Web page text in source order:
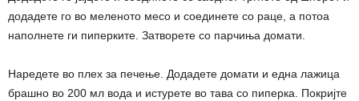
додадете го во меленото месо и соединете со раце, а потоа
наполнете ги пиперките. Затворете со парчиња домати.
Наредете во плех за печење. Додадете домати и една лажица
брашно во 200 мл вода и истурете во тава со пиперка. Покријте